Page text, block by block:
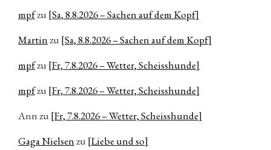
mpfzu [Sa, 8.8.2026 – Sachen auf dem Kopf]
Martinzu [Sa, 8.8.2026 – Sachen auf dem Kopf]
mpfzu [Fr, 7.8.2026 – Wetter, Scheisshunde]
mpfzu [Fr, 7.8.2026 – Wetter, Scheisshunde]
Annzu [Fr, 7.8.2026 – Wetter, Scheisshunde]
Gaga Nielsenzu [Liebe und so]